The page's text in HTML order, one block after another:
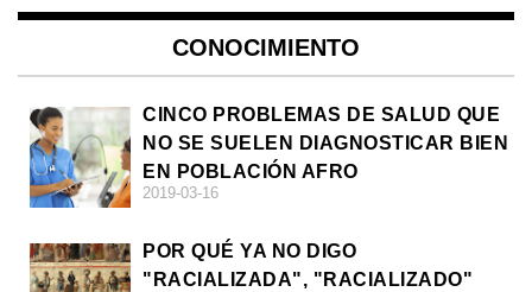
CONOCIMIENTO
CINCO PROBLEMAS DE SALUD QUE
NO SE SUELEN DIAGNOSTICAR BIEN
EN POBLACIÓN AFRO
2019-03-16
POR QUÉ YA NO DIGO
"RACIALIZADA", "RACIALIZADO"